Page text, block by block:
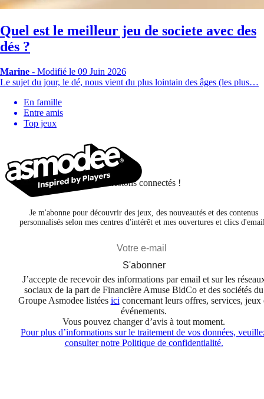
Quel est le meilleur jeu de societe avec des
dés ?
Marine - Modifié le 09 Juin 2026
Le sujet du jour, le dé, nous vient du plus lointain des âges (les plus…
En famille
Entre amis
Top jeux
Restons connectés !
Je m'abonne pour découvrir des jeux, des nouveautés et des contenus
personnalisés selon mes centres d'intérêt et mes ouvertures et clics
S'abonner
J’accepte de recevoir des informations par email et sur les
sociaux de la part de Financière Amuse BidCo et des sociétés du
Groupe Asmodee listées iciconcernant leurs offres, services, jeux
événements.
Vous pouvez changer d’avis à tout moment.
Pour plus d’informations sur le traitement de vos données,
consulter notre Politique de confidentialité.